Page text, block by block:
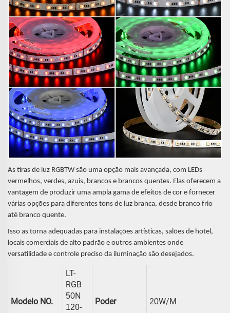
As tiras de luz RGBTW são uma opção mais avançada, com LEDs
vermelhos, verdes, azuis, brancos e brancos quentes. Elas oferecem a
vantagem de produzir uma ampla gama de efeitos de cor e fornecer
várias opções para diferentes tons de luz branca, desde branco frio
até branco quente.
Isso as torna adequadas para instalações artísticas, salões de hotel,
locais comerciais de alto padrão e outros ambientes onde
versatilidade e controle preciso da iluminação são desejados.
Modelo NO.
LT-
RGB
50N
120-
Poder 20W/m